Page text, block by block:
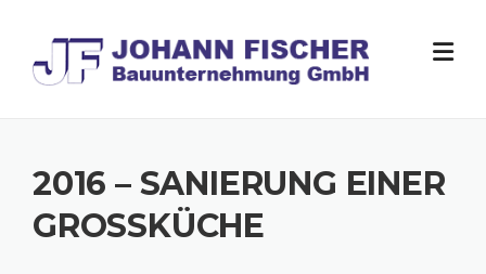
content
2016 – SANIERUNG EINER
GROSSKÜCHE